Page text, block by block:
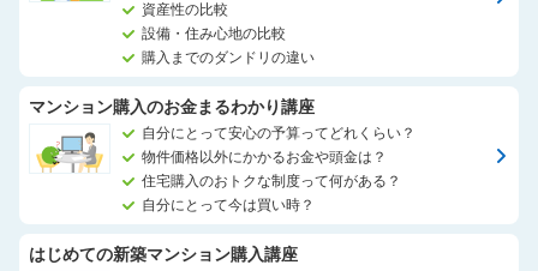
資産性の比較
設備・住み心地の比較
購入までのダンドリの違い
マンション購入のお金まるわかり講座
自分にとって安心の予算ってどれくらい？
物件価格以外にかかるお金や頭金は？
住宅購入のおトクな制度って何がある？
自分にとって今は買い時？
はじめての新築マンション購入講座